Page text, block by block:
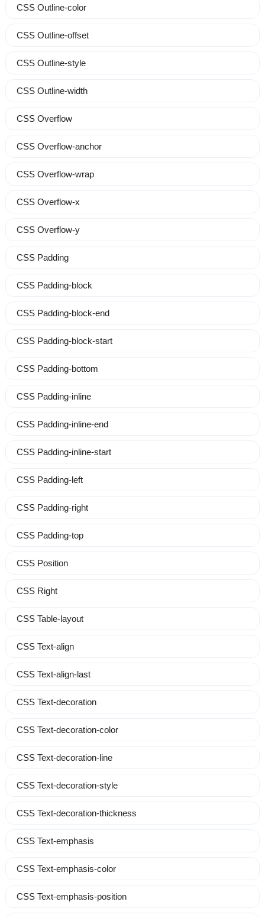
CSS Outline-color
CSS Outline-offset
CSS Outline-style
CSS Outline-width
CSS Overflow
CSS Overflow-anchor
CSS Overflow-wrap
CSS Overflow-x
CSS Overflow-y
CSS Padding
CSS Padding-block
CSS Padding-block-end
CSS Padding-block-start
CSS Padding-bottom
CSS Padding-inline
CSS Padding-inline-end
CSS Padding-inline-start
CSS Padding-left
CSS Padding-right
CSS Padding-top
CSS Position
CSS Right
CSS Table-layout
CSS Text-align
CSS Text-align-last
CSS Text-decoration
CSS Text-decoration-color
CSS Text-decoration-line
CSS Text-decoration-style
CSS Text-decoration-thickness
CSS Text-emphasis
CSS Text-emphasis-color
CSS Text-emphasis-position